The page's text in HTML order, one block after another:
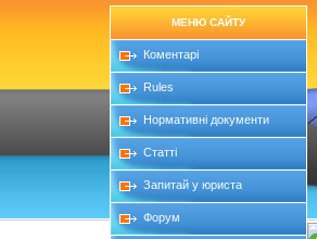
МЕНЮ САЙТУ
Коментарі
Rules
Нормативні документи
Статті
Запитай у юриста
Форум